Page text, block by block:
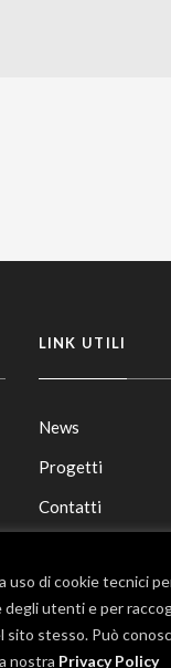
di cookie tecnici
degli utenti e per
sito stesso. Può
nostra Privacy Policy
LINK UTILI
News
Progetti
Contatti